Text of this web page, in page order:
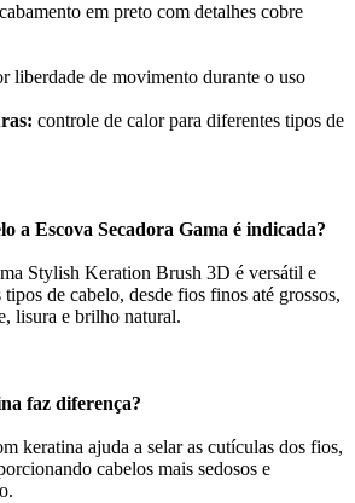
em preto com detalhes cobre
liberdade de movimento durante o uso
controle de calor para diferentes tipos de
a Escova Secadora Gama é indicada?
Stylish Keration Brush 3D é versátil e
tipos de cabelo, desde fios finos até grossos,
lisura e brilho natural.
faz diferença?
keratina ajuda a selar as cutículas dos fios,
cabelos mais sedosos e